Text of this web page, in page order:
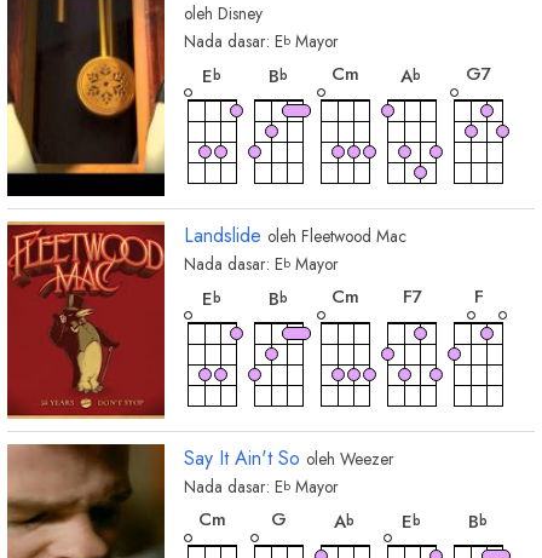
oleh Disney
Nada dasar: Eb Mayor
Eb
chord
Bb
chord
Cm
Ab
G7
Bb7
chord
Landslide oleh Fleetwood Mac
Nada dasar: Eb Mayor
Eb
chord
Bb
chord
Cm
F7
F
Gm
chord
Gm7
chord
Say It Ain't So oleh Weezer
Nada dasar: Eb Mayor
Cm
chord
G
chord
Ab
Eb
Bb